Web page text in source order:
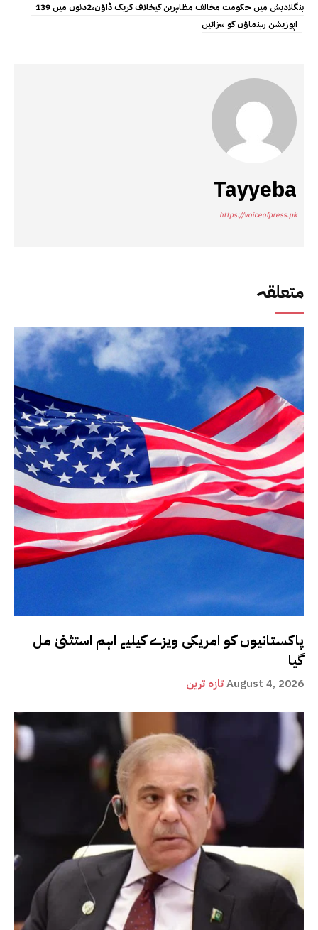
متعلقہ
پاکستانیوں کو امریکی ویزے کیلیے اہم استثنیٰ مل
گیا
تازہ ترینAugust 4, 2026
بنگلادیش میں حکومت مخالف مظاہرین کیخلاف کریک ڈاؤن،2دنوں میں 139
اپوزیشن رہنماؤں کو سزائیں
Tayyeba
https://voiceofpress.pk